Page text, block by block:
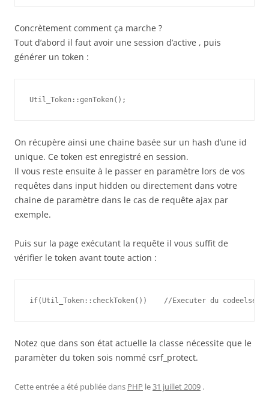
Concrètement comment ça marche ?
Tout d’abord il faut avoir une session d’active , puis
générer un token :
Util_Token::genToken();
On récupère ainsi une chaine basée sur un hash d’une id
unique. Ce token est enregistré en session.
Il vous reste ensuite à le passer en paramètre lors de vos
requêtes dans input hidden ou directement dans votre
chaine de paramètre dans le cas de requête ajax par
exemple.
Puis sur la page exécutant la requête il vous suffit de
vérifier le token avant toute action :
if(Util_Token::checkToken())    //Executer du codeelse
Notez que dans son état actuelle la classe nécessite que le
paramèter du token sois nommé csrf_protect.
Cette entrée a été publiée dans PHP le31 juillet 2009 .